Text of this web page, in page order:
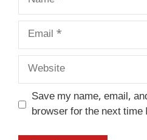
Email
Website
Save my name, email,
browser for the next time